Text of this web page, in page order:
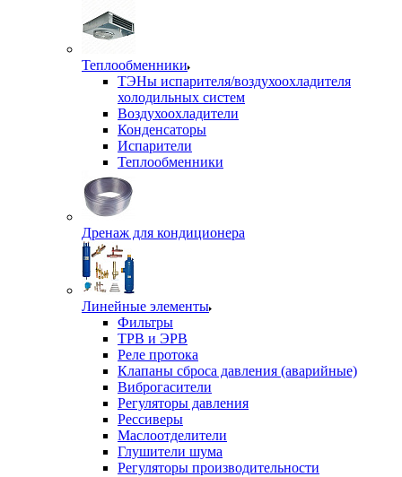
Теплообменники
ТЭНы испарителя/воздухоохладителя
холодильных систем
Воздухоохладители
Конденсаторы
Испарители
Теплообменники
Дренаж для кондиционера
Линейные элементы
Фильтры
ТРВ и ЭРВ
Реле протока
Клапаны сброса давления (аварийные)
Виброгасители
Регуляторы давления
Рессиверы
Маслоотделители
Глушители шума
Регуляторы производительности